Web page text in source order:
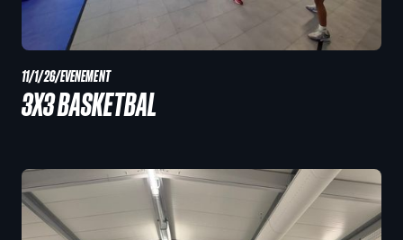
11/1/26/EVENEMENT
3X3 BASKETBAL